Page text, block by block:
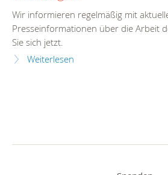
Wir informieren regelmäßig mit
Presseinformationen über die Arbeit
Sie sich jetzt.
Weiterlesen